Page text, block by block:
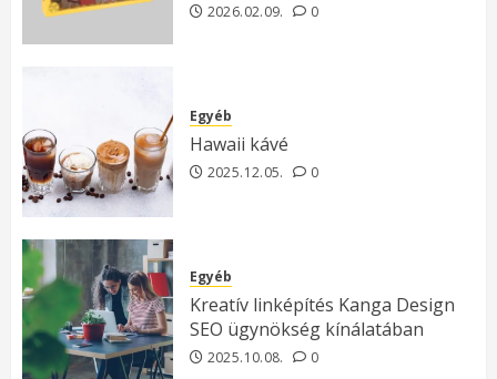
2026.02.09. 0
Egyéb
Hawaii kávé
2025.12.05. 0
Egyéb
Kreatív linképítés Kanga Design
SEO ügynökség kínálatában
2025.10.08. 0